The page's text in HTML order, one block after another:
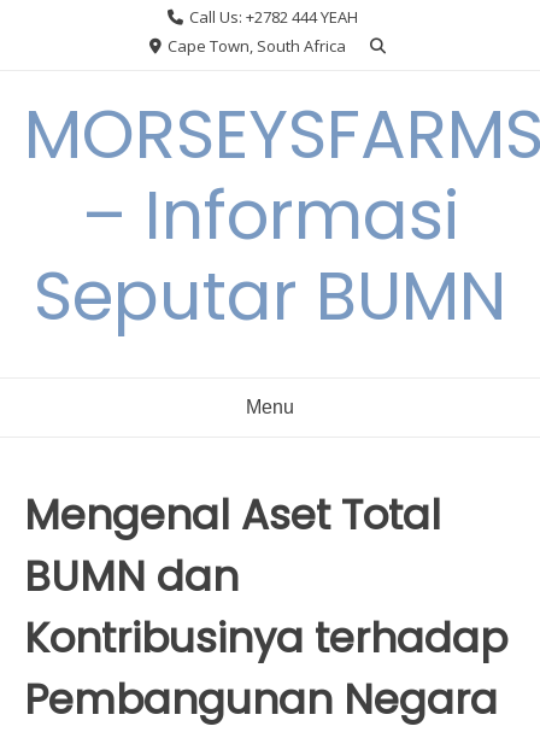
Call Us: +2782 444 YEAH
Cape Town, South Africa
– Informasi
Seputar BUMN
Menu
Mengenal Aset Total
BUMN dan
Kontribusinya terhadap
Pembangunan Negara